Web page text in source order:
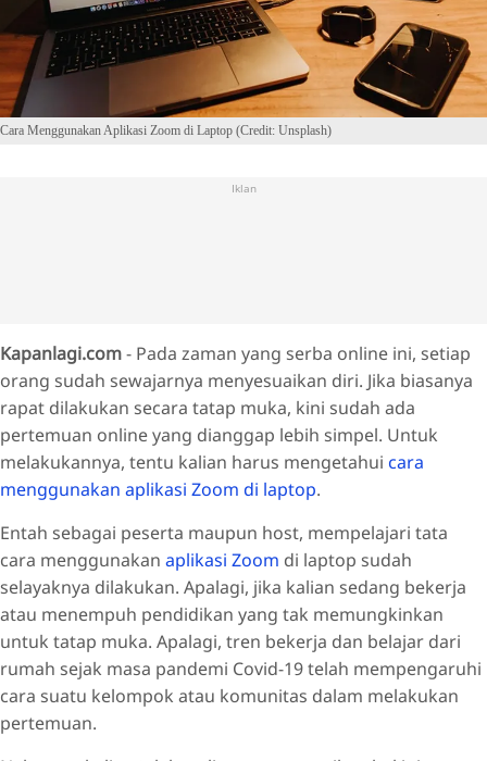
Cara Menggunakan Aplikasi Zoom di Laptop (Credit: Unsplash)
Iklan
Kapanlagi.com- Pada zaman yang serba online ini, setiap
orang sudah sewajarnya menyesuaikan diri. Jika biasanya
rapat dilakukan secara tatap muka, kini sudah ada
pertemuan online yang dianggap lebih simpel. Untuk
melakukannya, tentu kalian harus mengetahui cara
menggunakan aplikasi Zoom di laptop.
Entah sebagai peserta maupun host, mempelajari tata
cara menggunakan aplikasi Zoom di laptop sudah
selayaknya dilakukan. Apalagi, jika kalian sedang bekerja
atau menempuh pendidikan yang tak memungkinkan
untuk tatap muka. Apalagi, tren bekerja dan belajar dari
rumah sejak masa pandemi Covid-19 telah mempengaruhi
cara suatu kelompok atau komunitas dalam melakukan
pertemuan.